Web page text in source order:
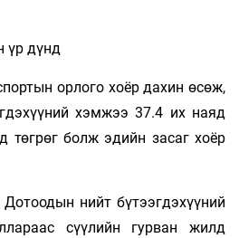
үр дүнд
орлого хоёр дахин өсөж,
хэмжээ 37.4 их наяд
төгрөг болж эдийн засаг хоёр
нийт бүтээгдэхүүний
сүүлийн гурван жилд